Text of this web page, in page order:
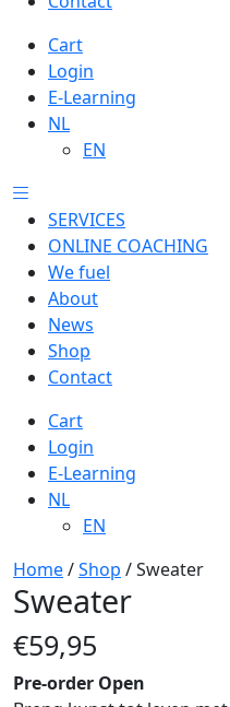
Cart
Login
E-Learning
NL
EN
SERVICES
ONLINE COACHING
We fuel
About
News
Shop
Contact
Cart
Login
E-Learning
NL
EN
Home/Shop / Sweater
Sweater
€59,95
Pre-order Open